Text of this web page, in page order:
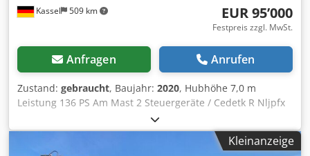
Kassel 509 km EUR 95’000
Festpreis zzgl. MwSt.
Anfragen Anrufen
Zustand: gebraucht, Baujahr: 2020, Hubhöhe 7,0 m
Leistung 136 PS Am Mast 2 Steuergeräte / Cedetk R Nljpfx
Kleinanzeige